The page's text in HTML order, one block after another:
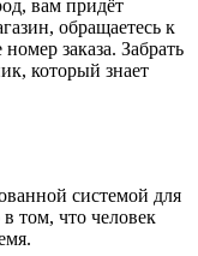
вам придёт
обращаетесь к
заказа. Забрать
который знает
системой для
том, что человек